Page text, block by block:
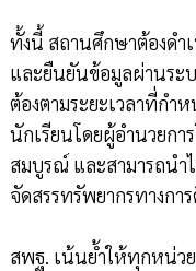
ทั้งนี้ สถานศึกษาต้องดำ
และยืนยันข้อมูลผ่านระ
ต้องตามระยะเวลาที่กำ
นักเรียนโดยผู้อำนวยกา
สมบูรณ์ และสามารถนำ
จัดสรรทรัพยากรทางกา
สพฐ. เน้นย้ำให้ทุกหน่ว